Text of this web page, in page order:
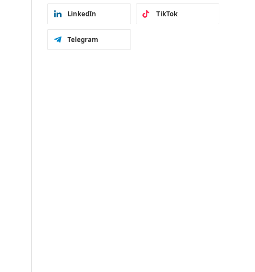
LinkedIn TikTok
Telegram